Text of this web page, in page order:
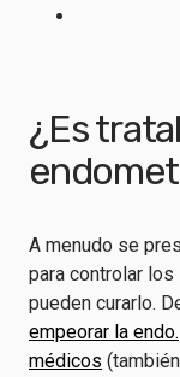
¿Es
A menudo se
para controlar
pueden curarlo.
empeorar la endo.
médicos